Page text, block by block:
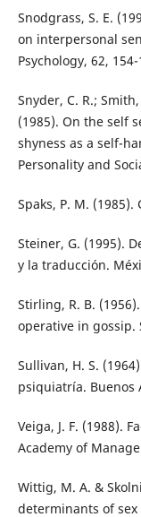
Snodgrass, S. E.
on interpersonal
Psychology, 62, 154-
Snyder, C. R.;
(1985). On the self
shyness as a self-
Personality and
Spaks, P. M.
Steiner, G. (1995).
y la traducción.
Stirling, R. B.
operative in gossip.
Sullivan, H. S.
psiquiatría. Buenos
Veiga, J. F. (1988).
Academy of
Wittig, M. A. &
determinants of